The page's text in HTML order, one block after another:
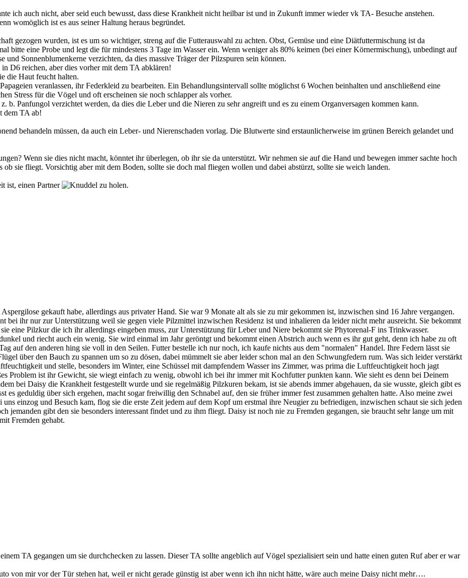
ich auch nicht, aber seid euch bewusst, dass diese Krankheit nicht heilbar ist und in Zukunft immer wieder vk TA- Besuche anstehen.
womöglich ist es aus seiner Haltung heraus begründet.
gezogen wurden, ist es um so wichtiger, streng auf die Futterauswahl zu achten. Obst, Gemüse und eine Diätfuttermischung ist da
bitte eine Probe und legt die für mindestens 3 Tage im Wasser ein. Wenn weniger als 80% keimen (bei einer Körnermischung), unbedingt auf
Sonnenblumenkerne verzichten, da dies massive Träger der Pilzspuren sein können.
D6 reichen, aber dies vorher mit dem TA abklären!
die Haut feucht halten.
veranlassen, ihr Federkleid zu bearbeiten. Ein Behandlungsintervall sollte möglichst 6 Wochen beinhalten und anschließend eine
Stress für die Vögel und oft erscheinen sie noch schlapper als vorher.
b. Panfungol verzichtet werden, da dies die Leber und die Nieren zu sehr angreift und es zu einem Organversagen kommen kann.
dem TA ab!
behandeln müssen, da auch ein Leber- und Nierenschaden vorlag. Die Blutwerte sind erstaunlicherweise im grünen Bereich gelandet und
Wenn sie dies nicht macht, könntet ihr überlegen, ob ihr sie da unterstützt. Wir nehmen sie auf die Hand und bewegen immer sachte hoch
sie fliegt. Vorsichtig aber mit dem Boden, sollte sie doch mal fliegen wollen und dabei abstürzt, sollte sie weich landen.
ist, einen Partner zu holen.
gekauft habe, allerdings aus privater Hand. Sie war 9 Monate alt als sie zu mir gekommen ist, inzwischen sind 16 Jahre vergangen.
bei ihr nur zur Unterstützung weil sie gegen viele Pilzmittel inzwischen Residenz ist und inhalieren da leider nicht mehr ausreicht. Sie bekommt
eine Pilzkur die ich ihr allerdings eingeben muss, zur Unterstützung für Leber und Niere bekommt sie Phytorenal-F ins Trinkwasser.
und riecht auch ein wenig. Sie wird einmal im Jahr geröntgt und bekommt einen Abstrich auch wenn es ihr gut geht, denn ich habe zu oft
auf den anderen hing sie voll in den Seilen. Futter bestelle ich nur noch, ich kaufe nichts aus dem "normalen" Handel. Ihre Federn lässt sie
über den Bauch zu spannen um so zu dösen, dabei mümmelt sie aber leider schon mal an den Schwungfedern rum. Was sich leider verstärkt
und stelle, besonders im Winter, eine Schüssel mit dampfendem Wasser ins Zimmer, was prima die Luftfeuchtigkeit hoch jagt
Problem ist ihr Gewicht, sie wiegt einfach zu wenig, obwohl ich bei ihr immer mit Kochfutter punkten kann. Wie sieht es denn bei Deinem
bei Daisy die Krankheit festgestellt wurde und sie regelmäßig Pilzkuren bekam, ist sie abends immer abgehauen, da sie wusste, gleich gibt es
geduldig über sich ergehen, macht sogar freiwillig den Schnabel auf, den sie früher immer fest zusammen gehalten hatte. Also meine zwei
einzog und Besuch kam, flog sie die erste Zeit jedem auf dem Kopf um erstmal ihre Neugier zu befriedigen, inzwischen schaut sie sich jeden
jemanden gibt den sie besonders interessant findet und zu ihm fliegt. Daisy ist noch nie zu Fremden gegangen, sie braucht sehr lange um mit
Fremden gehabt.
TA gegangen um sie durchchecken zu lassen. Dieser TA sollte angeblich auf Vögel spezialisiert sein und hatte einen guten Ruf aber er war
von mir vor der Tür stehen hat, weil er nicht gerade günstig ist aber wenn ich ihn nicht hätte, wäre auch meine Daisy nicht mehr….